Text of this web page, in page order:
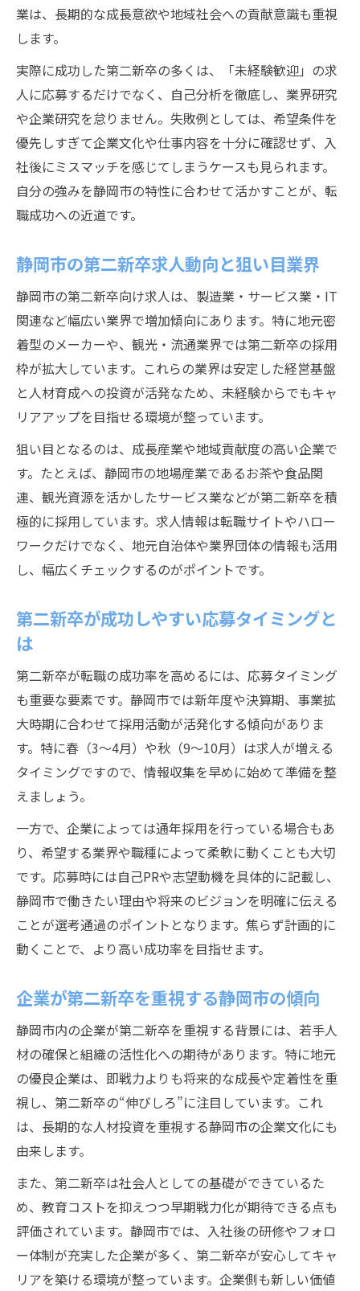
第二新卒転職活動で重視すべき応募書類作
静岡市の企業に響く第二新卒の面接対策法
第二新卒向けエージェントの効果的な活用
術
成功率を高めるための自己分析ポイント
第二新卒が知っておくべき選考の流れ
静岡市で安定キャリアを築く第二新卒のコツ
安定志向の第二新卒が選ぶべき企業像とは
静岡市で長く働くためのキャリア設計術
将来性の高い業界でキャリアを築く秘訣
第二新卒が安定を実感するためのポイント
業は、長期的な成長意欲や地域社会への貢献意識も重視
します。
実際に成功した第二新卒の多くは、「未経験歓迎」の求
人に応募するだけでなく、自己分析を徹底し、業界研究
や企業研究を怠りません。失敗例としては、希望条件を
優先しすぎて企業文化や仕事内容を十分に確認せず、入
社後にミスマッチを感じてしまうケースも見られます。
自分の強みを静岡市の特性に合わせて活かすことが、転
職成功への近道です。
静岡市の第二新卒求人動向と狙い目業界
静岡市の第二新卒向け求人は、製造業・サービス業・IT
関連など幅広い業界で増加傾向にあります。特に地元密
着型のメーカーや、観光・流通業界では第二新卒の採用
枠が拡大しています。これらの業界は安定した経営基盤
と人材育成への投資が活発なため、未経験からでもキャ
リアアップを目指せる環境が整っています。
狙い目となるのは、成長産業や地域貢献度の高い企業で
す。たとえば、静岡市の地場産業であるお茶や食品関
連、観光資源を活かしたサービス業などが第二新卒を積
極的に採用しています。求人情報は転職サイトやハロー
ワークだけでなく、地元自治体や業界団体の情報も活用
し、幅広くチェックするのがポイントです。
第二新卒が成功しやすい応募タイミングと
は
第二新卒が転職の成功率を高めるには、応募タイミング
も重要な要素です。静岡市では新年度や決算期、事業拡
大時期に合わせて採用活動が活発化する傾向がありま
す。特に春（3～4月）や秋（9～10月）は求人が増える
タイミングですので、情報収集を早めに始めて準備を整
えましょう。
一方で、企業によっては通年採用を行っている場合もあ
り、希望する業界や職種によって柔軟に動くことも大切
です。応募時には自己PRや志望動機を具体的に記載し、
静岡市で働きたい理由や将来のビジョンを明確に伝える
ことが選考通過のポイントとなります。焦らず計画的に
動くことで、より高い成功率を目指せます。
企業が第二新卒を重視する静岡市の傾向
静岡市内の企業が第二新卒を重視する背景には、若手人
材の確保と組織の活性化への期待があります。特に地元
の優良企業は、即戦力よりも将来的な成長や定着性を重
視し、第二新卒の“伸びしろ”に注目しています。これ
は、長期的な人材投資を重視する静岡市の企業文化にも
由来します。
また、第二新卒は社会人としての基礎ができているた
め、教育コストを抑えつつ早期戦力化が期待できる点も
評価されています。静岡市では、入社後の研修やフォロ
ー体制が充実した企業が多く、第二新卒が安心してキャ
リアを築ける環境が整っています。企業側も新しい価値